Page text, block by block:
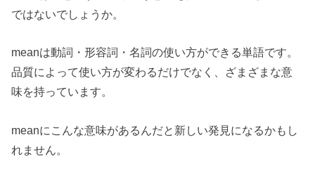
ではないでしょうか。
meanは動詞・形容詞・名詞の使い方ができる単語です。
品質によって使い方が変わるだけでなく、ざまざまな意
味を持っています。
meanにこんな意味があるんだと新しい発見になるかもし
れません。